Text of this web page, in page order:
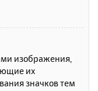
изображения,
их
значков тем